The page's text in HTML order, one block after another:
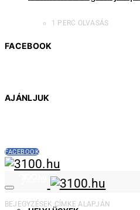
1 PERC OLVASÁS
FACEBOOK
AJÁNLJUK
FACEBOOK
BEJEGYZÉSEK CÍMKE ALAPJÁN